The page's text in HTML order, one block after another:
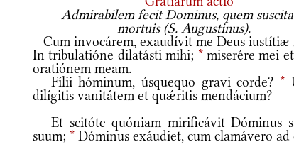
Admirabilem fecit Dominus, quem
mortuis (S. Augustinus).
Cum invocárem, exaudívit me Deus iustítiæ
In tribulatióne dilatásti mihi; *miserére mei
oratiónem meam.
Fílii hóminum, úsquequo gravi corde? *
dilígitis vanitátem et quǽritis mendácium?
Et scitóte quóniam mirificávit Dóminus
suum; * Dóminus exáudiet, cum clamávero ad